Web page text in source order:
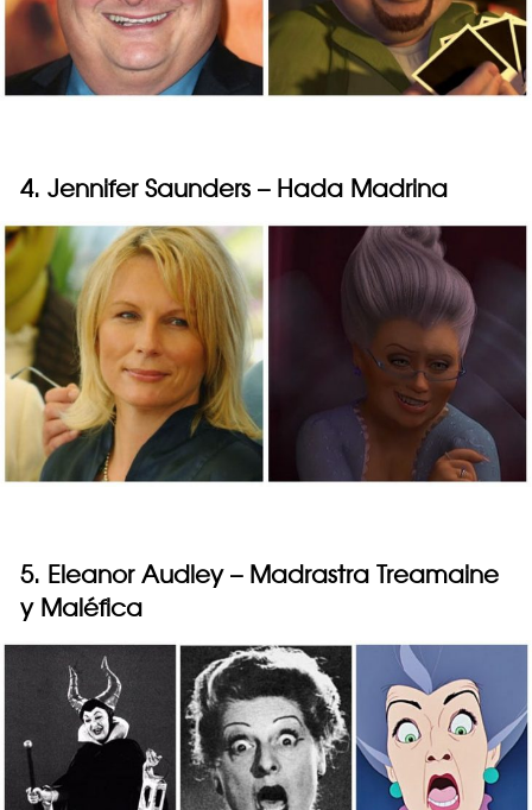
4. Jennifer Saunders – Hada Madrina
5. Eleanor Audley – Madrastra Treamaine
y Maléfica